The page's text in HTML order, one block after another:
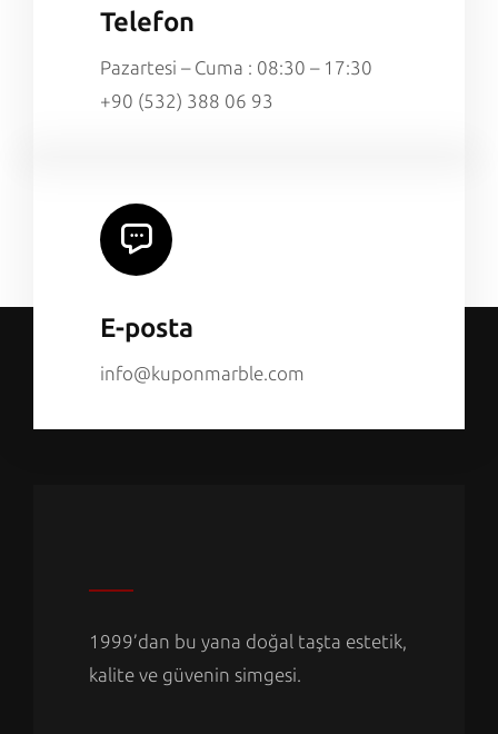
Telefon
Pazartesi – Cuma : 08:30 – 17:30
+90 (532) 388 06 93
E-posta
info@kuponmarble.com
1999’dan bu yana doğal taşta estetik,
kalite ve güvenin simgesi.